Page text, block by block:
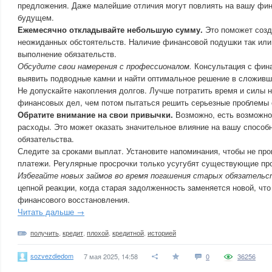
предложения. Даже малейшие отличия могут повлиять на вашу
будущем.
Ежемесячно откладывайте небольшую сумму. Это поможет
неожиданных обстоятельств. Наличие финансовой подушки так
выполнение обязательств.
Обсудите свои намерения с профессионалом. Консультация с
выявить подводные камни и найти оптимальное решение в
Не допускайте накопления долгов. Лучше потратить время и силы
финансовых дел, чем потом пытаться решить серьезные проблемы
Обратите внимание на свои привычки. Возможно, есть
расходы. Это может оказать значительное влияние на вашу
обязательства.
Следите за сроками выплат. Установите напоминания, чтобы не
платежи. Регулярные просрочки только усугубят существующие
Избегайте новых займов во время погашения старых
цепной реакции, когда старая задолженность заменяется новой,
финансового восстановления.
Читать дальше →
получить кредит плохой кредитной историей
sozvezdiedom 7 мая 2025, 14:58 0 36256